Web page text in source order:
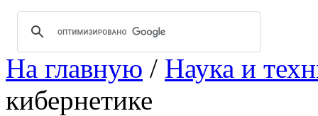
На главную / Наука и
кибернетике